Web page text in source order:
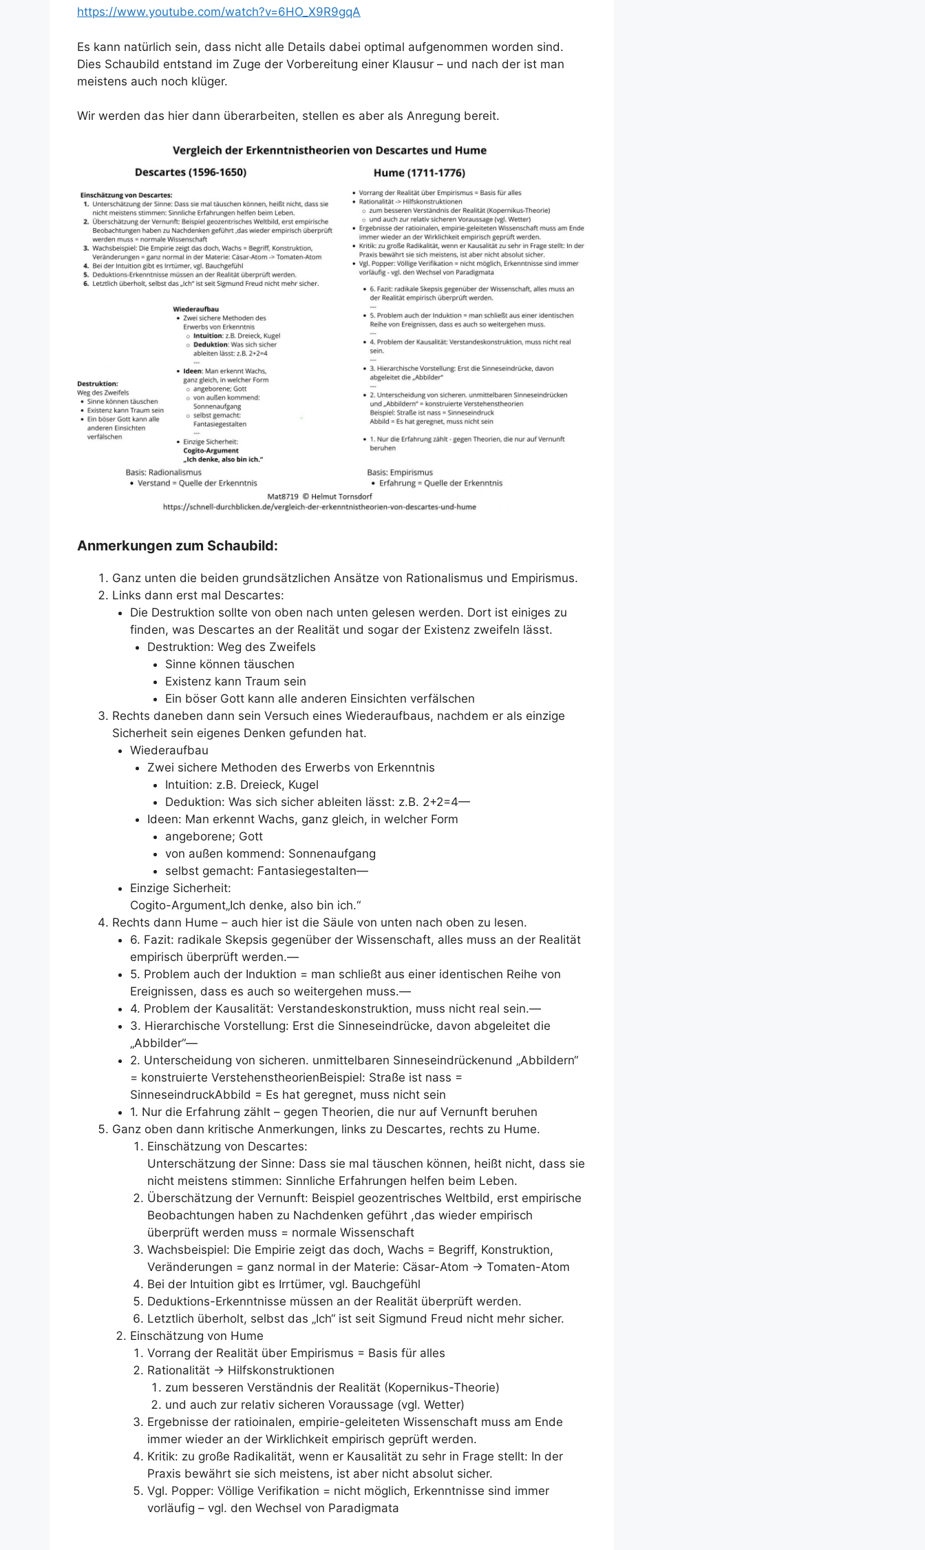
https://www.youtube.com/watch?v=6HO_X9R9gqA
Es kann natürlich sein, dass nicht alle Details dabei optimal aufgenommen worden sind.
Dies Schaubild entstand im Zuge der Vorbereitung einer Klausur – und nach der ist man
meistens auch noch klüger.
Wir werden das hier dann überarbeiten, stellen es aber als Anregung bereit.
Anmerkungen zum Schaubild:
Ganz unten die beiden grundsätzlichen Ansätze von Rationalismus und Empirismus.
Links dann erst mal Descartes:
Die Destruktion sollte von oben nach unten gelesen werden. Dort ist einiges zu
finden, was Descartes an der Realität und sogar der Existenz zweifeln lässt.
Destruktion: Weg des Zweifels
Sinne können täuschen
Existenz kann Traum sein
Ein böser Gott kann alle anderen Einsichten verfälschen
Rechts daneben dann sein Versuch eines Wiederaufbaus, nachdem er als einzige
Sicherheit sein eigenes Denken gefunden hat.
Wiederaufbau
Zwei sichere Methoden des Erwerbs von Erkenntnis
Intuition: z.B. Dreieck, Kugel
Deduktion: Was sich sicher ableiten lässt: z.B. 2+2=4—
Ideen: Man erkennt Wachs, ganz gleich, in welcher Form
angeborene; Gott
von außen kommend: Sonnenaufgang
selbst gemacht: Fantasiegestalten—
Einzige Sicherheit:
Cogito-Argument„Ich denke, also bin ich.“
Rechts dann Hume – auch hier ist die Säule von unten nach oben zu lesen.
6. Fazit: radikale Skepsis gegenüber der Wissenschaft, alles muss an der Realität
empirisch überprüft werden.—
5. Problem auch der Induktion = man schließt aus einer identischen Reihe von
Ereignissen, dass es auch so weitergehen muss.—
4. Problem der Kausalität: Verstandeskonstruktion, muss nicht real sein.—
3. Hierarchische Vorstellung: Erst die Sinneseindrücke, davon abgeleitet die
„Abbilder“—
2. Unterscheidung von sicheren. unmittelbaren Sinneseindrückenund „Abbildern“
= konstruierte VerstehenstheorienBeispiel: Straße ist nass =
SinneseindruckAbbild = Es hat geregnet, muss nicht sein
1. Nur die Erfahrung zählt – gegen Theorien, die nur auf Vernunft beruhen
Ganz oben dann kritische Anmerkungen, links zu Descartes, rechts zu Hume.
Einschätzung von Descartes:
Unterschätzung der Sinne: Dass sie mal täuschen können, heißt nicht, dass sie
nicht meistens stimmen: Sinnliche Erfahrungen helfen beim Leben.
Überschätzung der Vernunft: Beispiel geozentrisches Weltbild, erst empirische
Beobachtungen haben zu Nachdenken geführt ,das wieder empirisch
überprüft werden muss = normale Wissenschaft
Wachsbeispiel: Die Empirie zeigt das doch, Wachs = Begriff, Konstruktion,
Veränderungen = ganz normal in der Materie: Cäsar-Atom -> Tomaten-Atom
Bei der Intuition gibt es Irrtümer, vgl. Bauchgefühl
Deduktions-Erkenntnisse müssen an der Realität überprüft werden.
Letztlich überholt, selbst das „Ich“ ist seit Sigmund Freud nicht mehr sicher.
Einschätzung von Hume
Vorrang der Realität über Empirismus = Basis für alles
Rationalität -> Hilfskonstruktionen
zum besseren Verständnis der Realität (Kopernikus-Theorie)
und auch zur relativ sicheren Voraussage (vgl. Wetter)
Ergebnisse der ratioinalen, empirie-geleiteten Wissenschaft muss am Ende
immer wieder an der Wirklichkeit empirisch geprüft werden.
Kritik: zu große Radikalität, wenn er Kausalität zu sehr in Frage stellt: In der
Praxis bewährt sie sich meistens, ist aber nicht absolut sicher.
Vgl. Popper: Völlige Verifikation = nicht möglich, Erkenntnisse sind immer
vorläufig – vgl. den Wechsel von Paradigmata